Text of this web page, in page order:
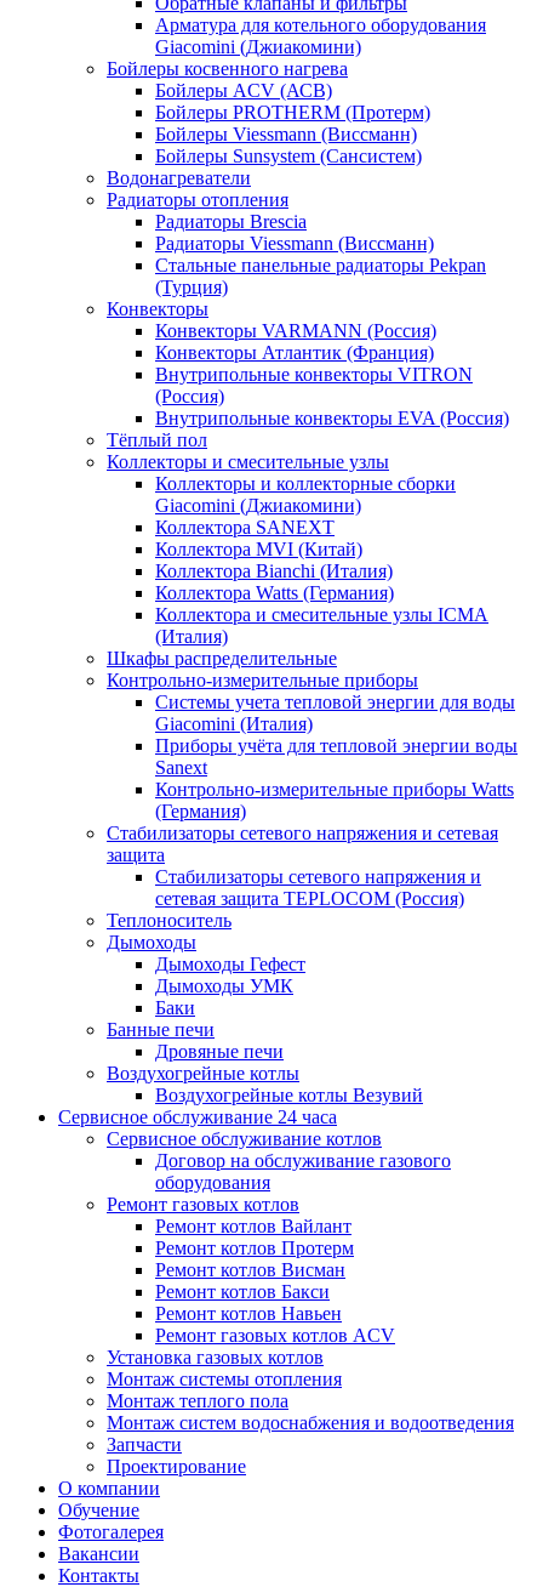
Арматура для котельного оборудования
Giacomini (Джиакомини)
Бойлеры косвенного нагрева
Бойлеры ACV (АСВ)
Бойлеры PROTHERM (Протерм)
Бойлеры Viessmann (Виссманн)
Бойлеры Sunsystem (Сансистем)
Водонагреватели
Радиаторы отопления
Радиаторы Brescia
Радиаторы Viessmann (Виссманн)
Стальные панельные радиаторы Pekpan
(Турция)
Конвекторы
Конвекторы VARMANN (Россия)
Конвекторы Атлантик (Франция)
Внутрипольные конвекторы VITRON
(Россия)
Внутрипольные конвекторы EVA (Россия)
Тёплый пол
Коллекторы и смесительные узлы
Коллекторы и коллекторные сборки
Giacomini (Джиакомини)
Коллектора SANEXT
Коллектора MVI (Китай)
Коллектора Bianchi (Италия)
Коллектора Watts (Германия)
Коллектора и смесительные узлы ICMA
(Италия)
Шкафы распределительные
Контрольно-измерительные приборы
Системы учета тепловой энергии для воды
Giacomini (Италия)
Приборы учёта для тепловой энергии воды
Sanext
Контрольно-измерительные приборы Watts
(Германия)
Стабилизаторы сетевого напряжения и сетевая
защита
Стабилизаторы сетевого напряжения и
сетевая защита TEPLOCOM (Россия)
Теплоноситель
Дымоходы
Дымоходы Гефест
Дымоходы УМК
Баки
Банные печи
Дровяные печи
Воздухогрейные котлы
Воздухогрейные котлы Везувий
Сервисное обслуживание 24 часа
Сервисное обслуживание котлов
Договор на обслуживание газового
оборудования
Ремонт газовых котлов
Ремонт котлов Вайлант
Ремонт котлов Протерм
Ремонт котлов Висман
Ремонт котлов Бакси
Ремонт котлов Навьен
Ремонт газовых котлов ACV
Установка газовых котлов
Монтаж системы отопления
Монтаж теплого пола
Монтаж систем водоснабжения и водоотведения
Запчасти
Проектирование
О компании
Обучение
Фотогалерея
Вакансии
Контакты